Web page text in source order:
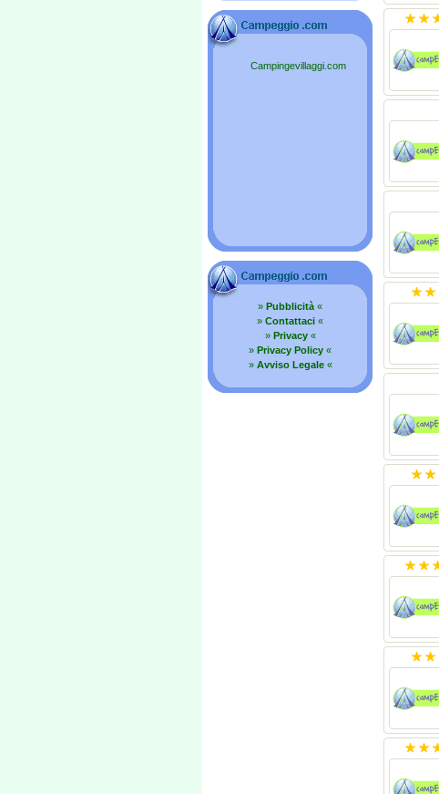
Campingevillaggi.com
» Pubblicità «
» Contattaci «
» Privacy«
» Privacy Policy «
» Avviso Legale«